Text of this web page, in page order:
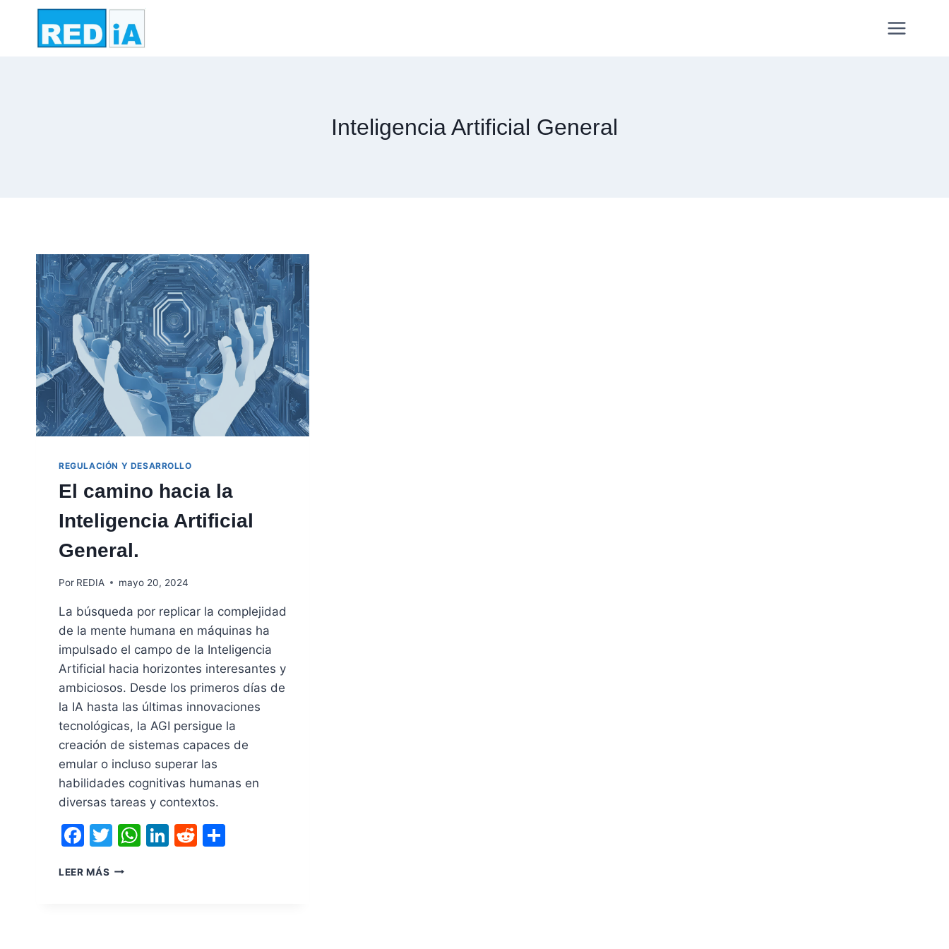
Inteligencia Artificial General
REGULACIÓN Y DESARROLLO
El camino hacia la
Inteligencia Artificial
General.
Por REDIA mayo 20, 2024
La búsqueda por replicar la complejidad
de la mente humana en máquinas ha
impulsado el campo de la Inteligencia
Artificial hacia horizontes interesantes y
ambiciosos. Desde los primeros días de
la IA hasta las últimas innovaciones
tecnológicas, la AGI persigue la
creación de sistemas capaces de
emular o incluso superar las
habilidades cognitivas humanas en
diversas tareas y contextos.
Facebook
Twitter
WhatsApp
LinkedIn
Reddit
LEER MÁS